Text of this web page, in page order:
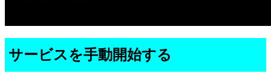
サービスを手動開始する